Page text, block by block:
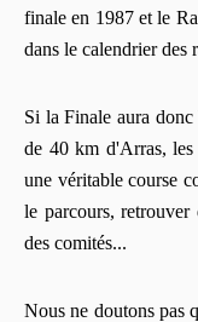
finale en 1987 et le
dans le calendrier des
Si la Finale aura
de 40 km d'Arras,
une véritable course
le parcours,
des comités...
Nous ne doutons pas